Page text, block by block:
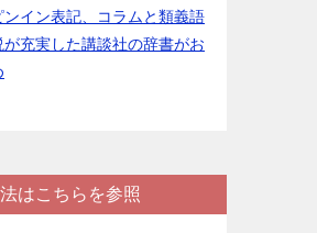
ンイン表記、コラムと類義語
が充実した講談社の辞書がお
はこちらを参照